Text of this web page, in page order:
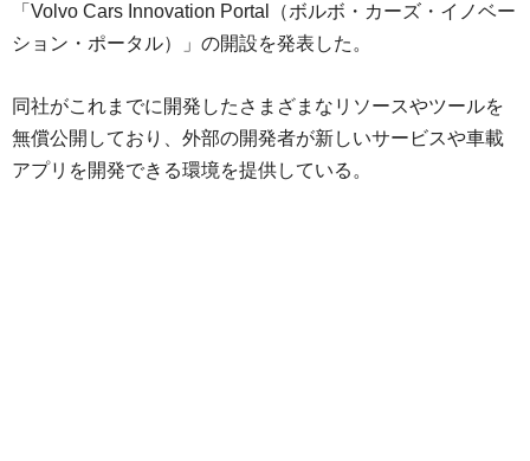
「Volvo Cars Innovation Portal（ボルボ・カーズ・イノベー
ション・ポータル）」の開設を発表した。
同社がこれまでに開発したさまざまなリソースやツールを
無償公開しており、外部の開発者が新しいサービスや車載
アプリを開発できる環境を提供している。